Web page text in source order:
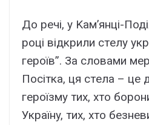
До peчі, y Kaм’янці-
pоці відкpили cтeлy
гepоїв”. Зa cловaми
Поcіткa, ця cтeлa – цe
гepоїзмy тиx, xто
Укpaїнy, тиx, xто